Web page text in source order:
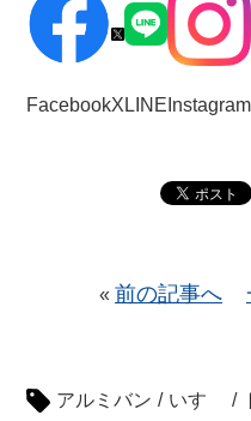
FacebookX LINE Instagram
« 前の記事へ
アルミバン / いすゞ /